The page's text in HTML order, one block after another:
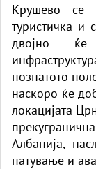
Крушево се
туристичка и
двојно ќе
познатото
наскоро ќе
локацијата
Албанија,
патување и